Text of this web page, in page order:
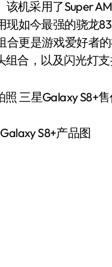
机采用了Super
如今最强的骁龙
合更是游戏爱好者
合，以及闪光灯支
S8+产品图